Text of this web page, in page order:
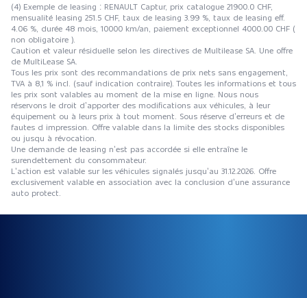
(4) Exemple de leasing : RENAULT Captur, prix catalogue 21900.0 CHF,
mensualité leasing 251.5 CHF, taux de leasing 3.99 %, taux de leasing eff.
4.06 %, durée 48 mois, 10000 km/an, paiement exceptionnel 4000.00 CHF (
non obligatoire ).
Caution et valeur résiduelle selon les directives de Multilease SA. Une offre
de MultiLease SA.
Tous les prix sont des recommandations de prix nets sans engagement,
TVA à 8,1 % incl. (sauf indication contraire). Toutes les informations et tous
les prix sont valables au moment de la mise en ligne. Nous nous
réservons le droit d’apporter des modifications aux véhicules, à leur
équipement ou à leurs prix à tout moment. Sous réserve d’erreurs et de
fautes d impression. Offre valable dans la limite des stocks disponibles
ou jusqu à révocation.
Une demande de leasing n’est pas accordée si elle entraîne le
surendettement du consommateur.
L’action est valable sur les véhicules signalés jusqu’au 31.12.2026. Offre
exclusivement valable en association avec la conclusion d’une assurance
auto protect.